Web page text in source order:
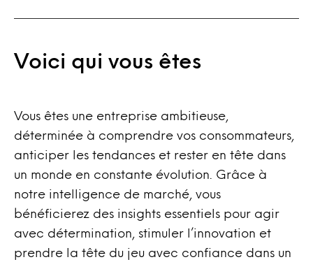
Voici qui vous êtes
Vous êtes une entreprise ambitieuse,
déterminée à comprendre vos consommateurs,
anticiper les tendances et rester en tête dans
un monde en constante évolution. Grâce à
notre intelligence de marché, vous
bénéficierez des insights essentiels pour agir
avec détermination, stimuler l’innovation et
prendre la tête du jeu avec confiance dans un